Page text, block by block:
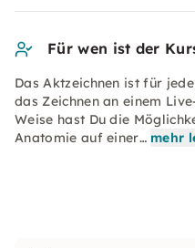
Für wen ist der
Das Aktzeichnen ist für
das Zeichnen an einem
Weise hast Du die
Anatomie auf einer… mehr